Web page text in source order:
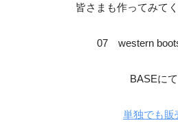
皆さまも作ってみて
07 western
BASEにて
単独でも販